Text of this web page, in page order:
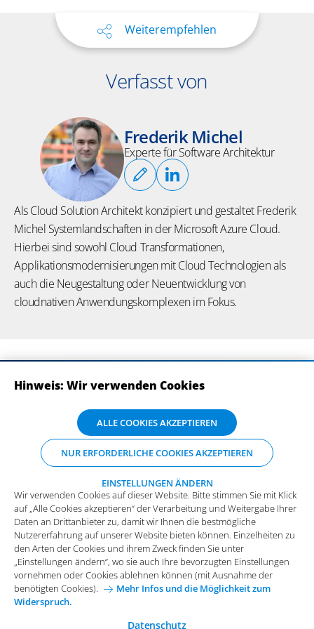
Weiterempfehlen
Verfasst von
Frederik Michel
Experte für Software Architektur
Als Cloud Solution Architekt konzipiert und gestaltet Frederik
Michel Systemlandschaften in der Microsoft Azure Cloud.
Hierbei sind sowohl Cloud Transformationen,
Applikationsmodernisierungen mit Cloud Technologien als
auch die Neugestaltung oder Neuentwicklung von
cloudnativen Anwendungskomplexen im Fokus.
Impressum Datenschutz
Allgemeine Einkaufsbedingungen
Karriere bei Arvato Systems Kontakt
Wir verwenden Cookies auf dieser Website. Bitte stimmen Sie mit Klick
auf „Alle Cookies akzeptieren“ der Verarbeitung und Weitergabe Ihrer
Daten an Drittanbieter zu, damit wir Ihnen die bestmögliche
Nutzererfahrung auf unserer Website bieten können. Einzelheiten zu
den Arten der Cookies und ihrem Zweck finden Sie unter
„Einstellungen ändern“, wo sie auch Ihre bevorzugten Einstellungen
vornehmen oder Cookies ablehnen können (mit Ausnahme der
benötigten Cookies).
Mehr Infos und die Möglichkeit zum
Widerspruch.
Datenschutz
Hinweis: Wir verwenden Cookies
ALLE COOKIES AKZEPTIEREN
NUR ERFORDERLICHE COOKIES AKZEPTIEREN
EINSTELLUNGEN ÄNDERN
Wir verwenden Cookies auf dieser Website. Bitte stimmen Sie mit Klick
auf „Alle Cookies akzeptieren“ der Verarbeitung und Weitergabe Ihrer
Daten an Drittanbieter zu, damit wir Ihnen die bestmögliche
Nutzererfahrung auf unserer Website bieten können. Einzelheiten zu
den Arten der Cookies und ihrem Zweck finden Sie unter
„Einstellungen ändern“, wo sie auch Ihre bevorzugten Einstellungen
vornehmen oder Cookies ablehnen können (mit Ausnahme der
benötigten Cookies).
Mehr Infos und die Möglichkeit zum
Widerspruch.
Funktionale Cookies
Diese Cookies sind essenziell wichtig für die einwandfreie
Funktion der Website.
Analytische Cookies
Analytische Cookies werden verwendet, um das